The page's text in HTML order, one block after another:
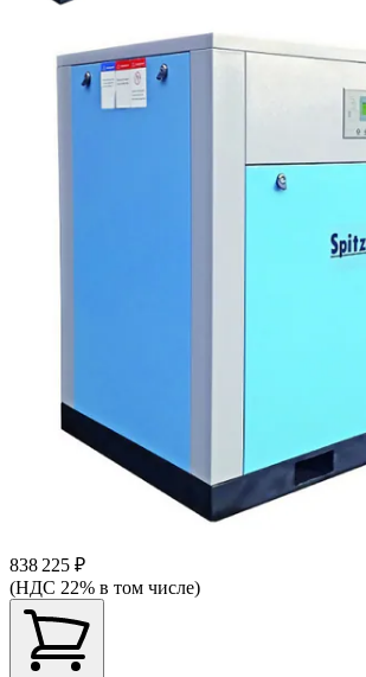
838 225 ₽
(НДС 22% в том числе)